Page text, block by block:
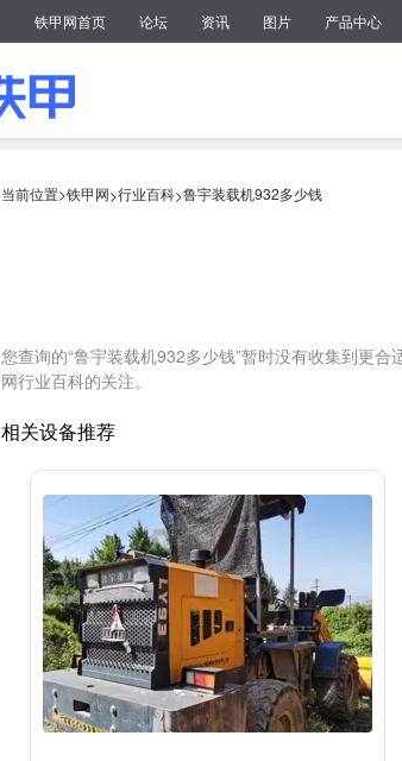
铁甲网首页 论坛 资讯 图片 产品中心
当前位置>铁甲网>行业百科>鲁宇装载机932多少钱
您查询的“鲁宇装载机932多少钱”暂时没有收集到更
网行业百科的关注。
相关设备推荐